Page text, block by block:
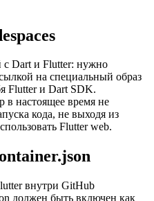
с Dart и Flutter: нужно
на специальный образ
Flutter и Dart SDK.
в настоящее время не
кода, не выходя из
Flutter web.
внутри GitHub
должен быть включен как